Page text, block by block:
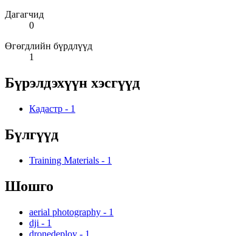
Дагагчид
0
Өгөгдлийн бүрдлүүд
1
Бүрэлдэхүүн хэсгүүд
Кадастр - 1
Бүлгүүд
Training Materials - 1
Шошго
aerial photography - 1
dji - 1
dronedeploy - 1